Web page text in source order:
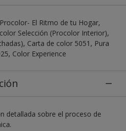
El Ritmo de tu Hogar,
Selección (Procolor Interior),
Carta de color 5051, Pura
Color Experience
detallada sobre el proceso de